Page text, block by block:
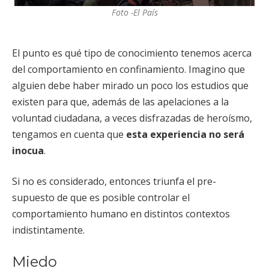
Foto -El País
El punto es qué tipo de conocimiento tenemos acerca
del comportamiento en confinamiento. Imagino que
alguien debe haber mirado un poco los estudios que
existen para que, además de las apelaciones a la
voluntad ciudadana, a veces disfrazadas de heroísmo,
tengamos en cuenta que esta experiencia no será
inocua.
Si no es considerado, entonces triunfa el pre-
supuesto de que es posible controlar el
comportamiento humano en distintos contextos
indistintamente.
Miedo